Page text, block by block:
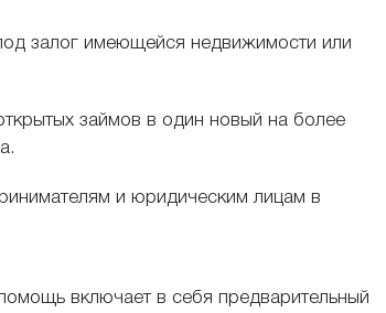
залог имеющейся недвижимости или
займов в один новый на более
и юридическим лицам в
включает в себя предварительный